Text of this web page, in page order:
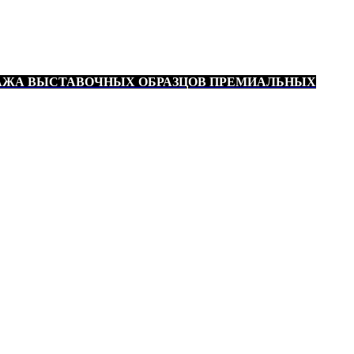
ВЫСТАВОЧНЫХ ОБРАЗЦОВ ПРЕМИАЛЬНЫХ